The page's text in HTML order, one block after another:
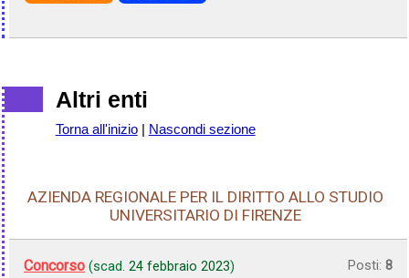
Altri enti
Torna all'inizio| Nascondi sezione
AZIENDA REGIONALE PER IL DIRITTO ALLO STUDIO
UNIVERSITARIO DI FIRENZE
Concorso (scad. 24 febbraio 2023) Posti: 8